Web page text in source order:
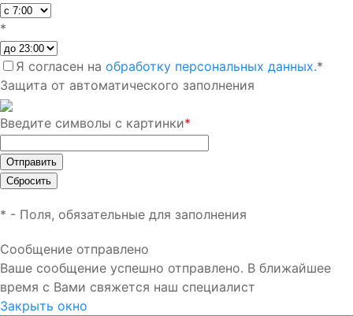
*
Я согласен на обработку персональных данных.*
Защита от автоматического заполнения
Введите символы с картинки*
* - Поля, обязательные для заполнения
Сообщение отправлено
Ваше сообщение успешно отправлено. В ближайшее
время с Вами свяжется наш специалист
Закрыть окно